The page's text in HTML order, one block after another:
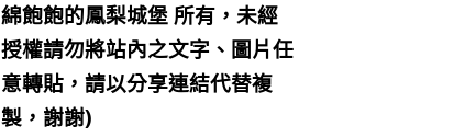
綿飽飽的鳳梨城堡 所有，未經
授權請勿將站內之文字、圖片任
意轉貼，請以分享連結代替複
製，謝謝)